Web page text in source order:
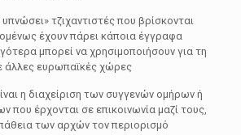
τζιχαντιστές που βρίσκονται
έχουν πάρει κάποια έγγραφα
μπορεί να χρησιμοποιήσουν για τη
άλλες ευρωπαϊκές χώρες
η διαχείριση των συγγενών ομήρων ή
που έρχονται σε επικοινωνία μαζί τους,
των αρχών τον περιορισμό